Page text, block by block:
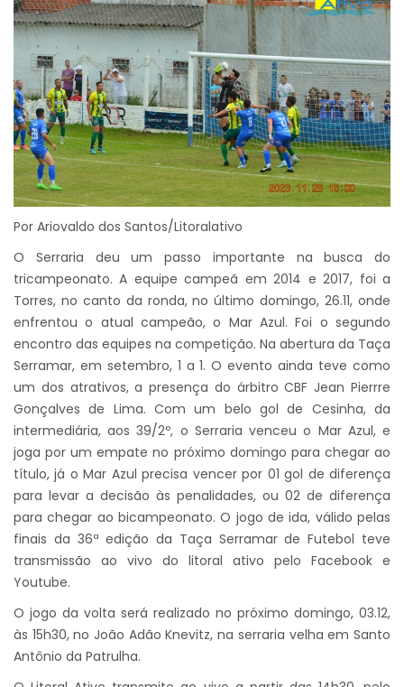
Por Ariovaldo dos Santos/Litoralativo
O Serraria deu um passo importante na busca do
tricampeonato. A equipe campeã em 2014 e 2017, foi a
Torres, no canto da ronda, no último domingo, 26.11, onde
enfrentou o atual campeão, o Mar Azul. Foi o segundo
encontro das equipes na competição. Na abertura da Taça
Serramar, em setembro, 1 a 1. O evento ainda teve como
um dos atrativos, a presença do árbitro CBF Jean Pierrre
Gonçalves de Lima. Com um belo gol de Cesinha, da
intermediária, aos 39/2º, o Serraria venceu o Mar Azul, e
joga por um empate no próximo domingo para chegar ao
título, já o Mar Azul precisa vencer por 01 gol de diferença
para levar a decisão às penalidades, ou 02 de diferença
para chegar ao bicampeonato. O jogo de ida, válido pelas
finais da 36ª edição da Taça Serramar de Futebol teve
transmissão ao vivo do litoral ativo pelo Facebook e
Youtube.
O jogo da volta será realizado no próximo domingo, 03.12,
às 15h30, no João Adão Knevitz, na serraria velha em Santo
Antônio da Patrulha.